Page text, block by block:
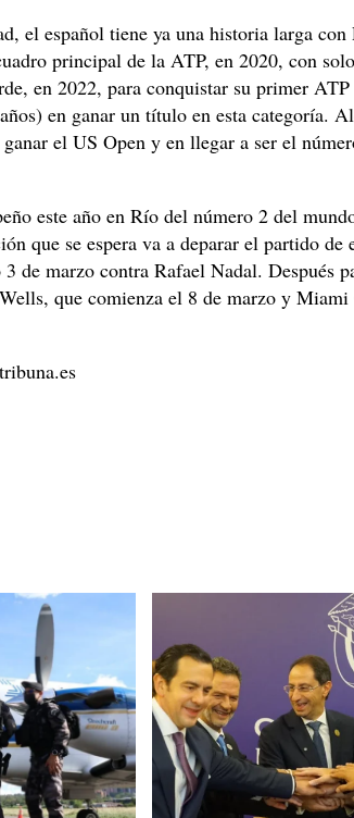
el español tiene ya una historia larga
principal de la ATP, en 2020, con
en 2022, para conquistar su primer
en ganar un título en esta categoría.
el US Open y en llegar a ser el
este año en Río del número 2 del
que se espera va a deparar el partido de
de marzo contra Rafael Nadal. Después
que comienza el 8 de marzo y